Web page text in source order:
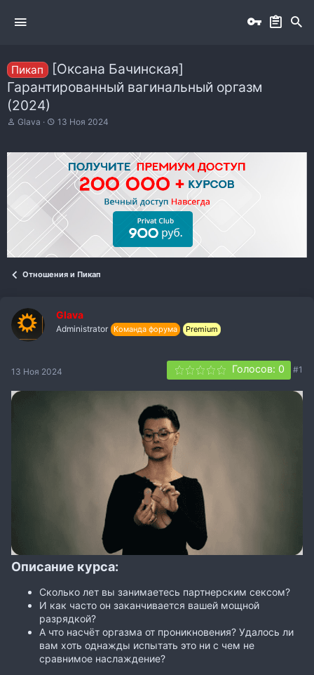
Пикап
[Оксана Бачинская]
Гарантированный вагинальный оргазм
(2024)
А
о
р
т
е
Glava
Д
а
ч
л
а
13 Ноя 2024
Отношения и Пикап
Glava
Administrator Команда форума Premium
13 Ноя 2024 Голосов: 0 #1
Описание курса:
Сколько лет вы занимаетесь партнерским сексом?
И как часто он заканчивается вашей мощной
разрядкой?
А что насчёт оргазма от проникновения? Удалось ли
вам хоть однажды испытать это ни с чем не
сравнимое наслаждение?